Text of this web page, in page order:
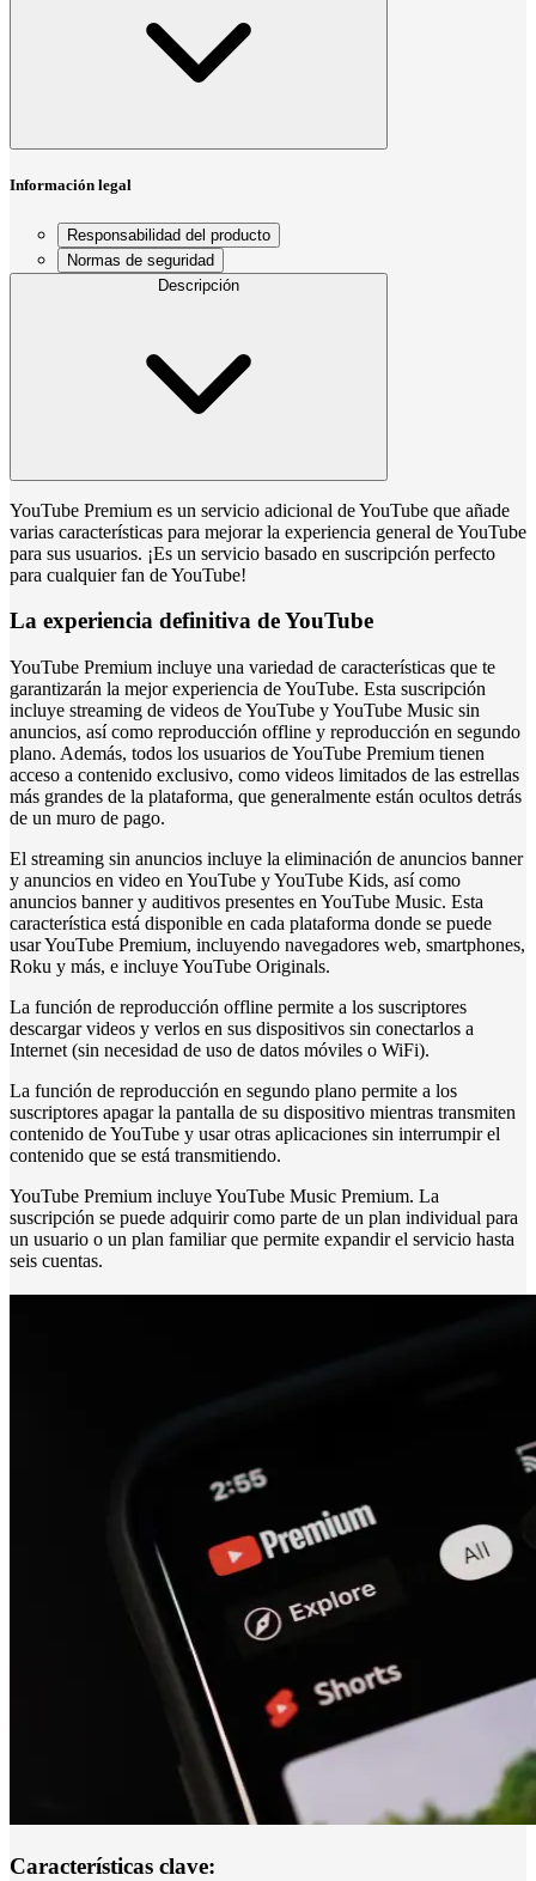
Información legal
Responsabilidad del producto
Normas de seguridad
Descripción
YouTube Premium es un servicio adicional de YouTube que añade
varias características para mejorar la experiencia general de YouTube
para sus usuarios. ¡Es un servicio basado en suscripción perfecto
para cualquier fan de YouTube!
La experiencia definitiva de YouTube
YouTube Premium incluye una variedad de características que te
garantizarán la mejor experiencia de YouTube. Esta suscripción
incluye streaming de videos de YouTube y YouTube Music sin
anuncios, así como reproducción offline y reproducción en segundo
plano. Además, todos los usuarios de YouTube Premium tienen
acceso a contenido exclusivo, como videos limitados de las estrellas
más grandes de la plataforma, que generalmente están ocultos detrás
de un muro de pago.
El streaming sin anuncios incluye la eliminación de anuncios banner
y anuncios en video en YouTube y YouTube Kids, así como
anuncios banner y auditivos presentes en YouTube Music. Esta
característica está disponible en cada plataforma donde se puede
usar YouTube Premium, incluyendo navegadores web, smartphones,
Roku y más, e incluye YouTube Originals.
La función de reproducción offline permite a los suscriptores
descargar videos y verlos en sus dispositivos sin conectarlos a
Internet (sin necesidad de uso de datos móviles o WiFi).
La función de reproducción en segundo plano permite a los
suscriptores apagar la pantalla de su dispositivo mientras transmiten
contenido de YouTube y usar otras aplicaciones sin interrumpir el
contenido que se está transmitiendo.
YouTube Premium incluye YouTube Music Premium. La
suscripción se puede adquirir como parte de un plan individual para
un usuario o un plan familiar que permite expandir el servicio hasta
seis cuentas.
Características clave: